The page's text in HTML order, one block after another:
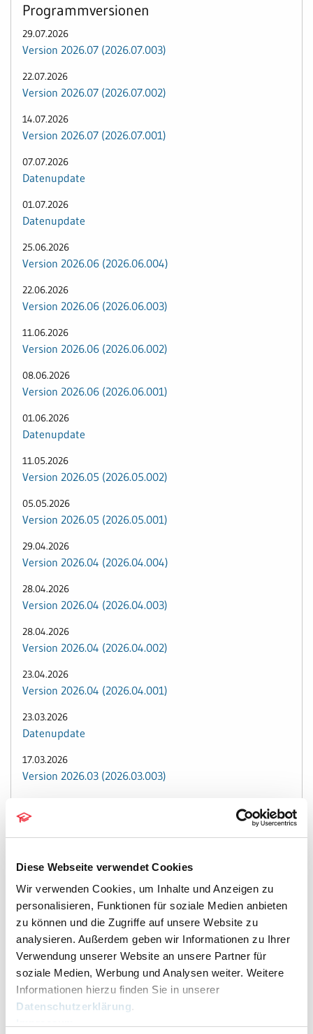
Diese Webseite verwendet Cookies
Wir verwenden Cookies, um Inhalte und Anzeigen zu
personalisieren, Funktionen für soziale Medien anbieten
zu können und die Zugriffe auf unsere Website zu
analysieren. Außerdem geben wir Informationen zu Ihrer
Verwendung unserer Website an unsere Partner für
soziale Medien, Werbung und Analysen weiter. Weitere
Informationen hierzu finden Sie in unserer
Datenschutzerklärung.
Programmversionen
29.07.2026
Version 2026.07 (2026.07.003)
22.07.2026
Version 2026.07 (2026.07.002)
14.07.2026
Version 2026.07 (2026.07.001)
07.07.2026
Datenupdate
01.07.2026
Datenupdate
25.06.2026
Version 2026.06 (2026.06.004)
22.06.2026
Version 2026.06 (2026.06.003)
11.06.2026
Version 2026.06 (2026.06.002)
08.06.2026
Version 2026.06 (2026.06.001)
01.06.2026
Datenupdate
11.05.2026
Version 2026.05 (2026.05.002)
05.05.2026
Version 2026.05 (2026.05.001)
29.04.2026
Version 2026.04 (2026.04.004)
28.04.2026
Version 2026.04 (2026.04.003)
28.04.2026
Version 2026.04 (2026.04.002)
23.04.2026
Version 2026.04 (2026.04.001)
23.03.2026
Datenupdate
17.03.2026
Version 2026.03 (2026.03.003)
Version 2026.03 (2026.03.002)
Datenupdate
03.03.2026
Version 2026.03 (2026.03.001)
02.03.2026
Datenupdate
26.02.2026
Version 2026.02 (2026.02.002)